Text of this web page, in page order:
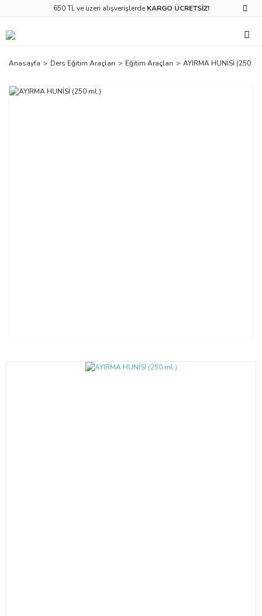
650 TL ve üzeri alışverişlerde KARGO ÜCRETSİZ!
Anasayfa Ders Eğitim Araçları Eğitim Araçları AYIRMA HUNİSİ (250